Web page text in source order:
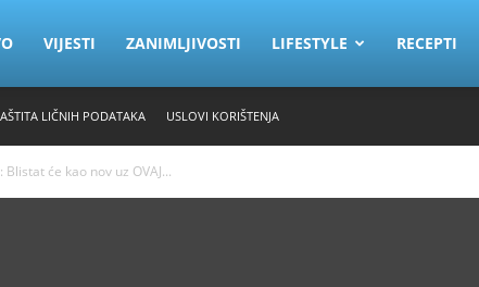
VIJESTI ZANIMLJIVOSTI LIFESTYLE RECEPTI
LIČNIH PODATAKA USLOVI KORIŠTENJA
Blistat će kao nov uz OVAJ...